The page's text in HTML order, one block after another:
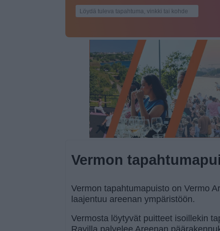
Vermon
Vermon tapahtumapuisto on Vermo
laajentuu areenan ympäristöön.
Vermosta löytyvät puitteet isoillekin